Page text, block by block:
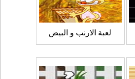
لعبة الارنب و البيض